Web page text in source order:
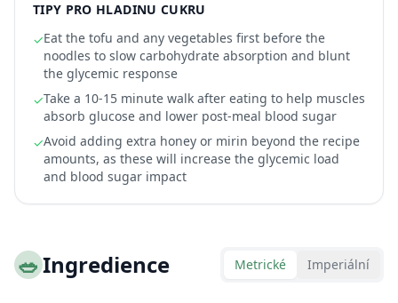
TIPY PRO HLADINU CUKRU
✓Eat the tofu and any vegetables first before the
noodles to slow carbohydrate absorption and blunt
the glycemic response
✓Take a 10-15 minute walk after eating to help muscles
absorb glucose and lower post-meal blood sugar
✓Avoid adding extra honey or mirin beyond the recipe
amounts, as these will increase the glycemic load
and blood sugar impact
🥗Ingredience Metrické Imperiální